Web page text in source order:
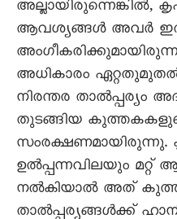
അല്ലായിരുന്നെങ്കിൽ,
ആവശ്യങ്ങൾ അവർ
അധികാരം ഏറ്റതുമുതൽ
നിരന്തര താൽപ്പര്യം
തുടങ്ങിയ
സംരക്ഷണമായിരുന്നു.
ഉൽപ്പന്നവിലയും
നൽകിയാൽ അത്
താൽപ്പര്യങ്ങൾക്ക്